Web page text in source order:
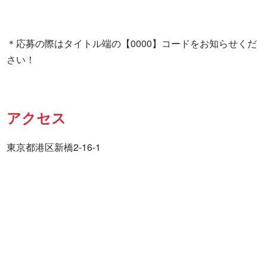
＊応募の際はタイトル端の【0000】コードをお知らせくだ
さい！
アクセス
東京都港区新橋2-16-1